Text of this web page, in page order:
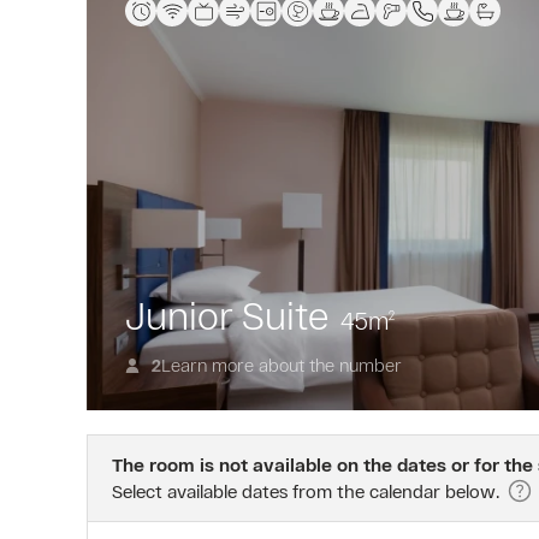
Junior Suite 45m2
2Learn more about the number
The room is not available on the dates or for
Select available dates from the calendar below.